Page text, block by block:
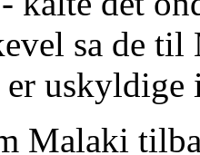
sa de
er
Malaki